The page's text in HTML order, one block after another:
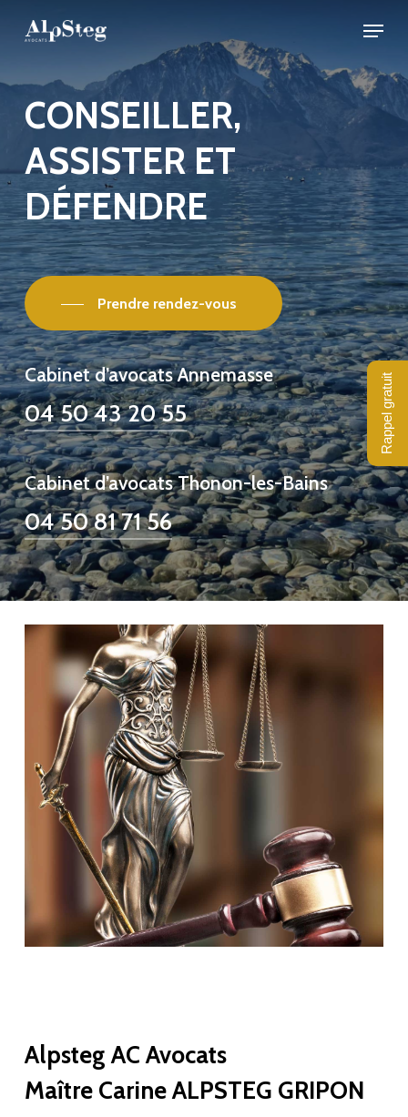
content
Menu
CONSEILLER,
ASSISTER ET
DÉFENDRE
Prendre rendez-vous
Cabinet d’avocats Annemasse
04 50 43 20 55
Cabinet d’avocats Thonon-les-Bains
04 50 81 71 56
Alpsteg AC Avocats
Maître Carine ALPSTEG GRIPON
Menu
Rappel gratuit